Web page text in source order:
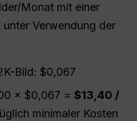
Monat mit einer
Verwendung der
Bild: $0,067
× $0,067 =$13,40 /
minimaler Kosten